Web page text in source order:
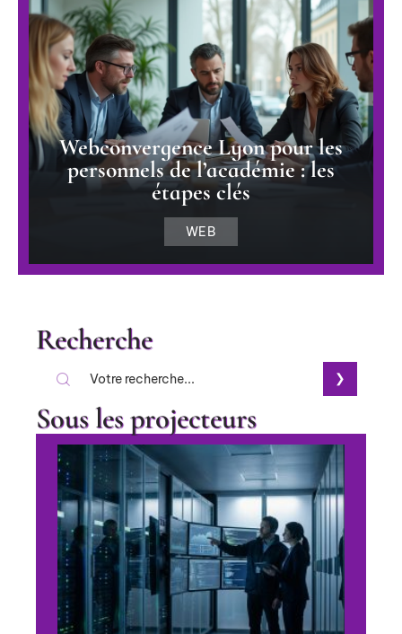
Webconvergence Lyon pour les
personnels de l’académie : les
étapes clés
WEB
Recherche
Sous les projecteurs